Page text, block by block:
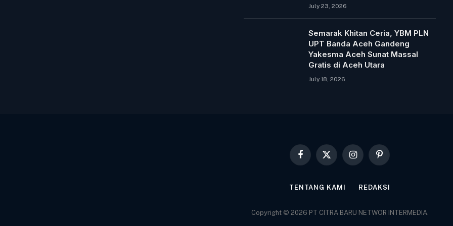
July 23, 2026
Semarak Khitan Ceria, YBM PLN
UPT Banda Aceh Gandeng
Yakesma Aceh Sunat Massal
Gratis di Aceh Utara
July 18, 2026
Facebook
X
InstagramPinterest
TENTANG KAMI REDAKSI
Copyright © 2026 PT CITRA BARU NETWOR INTERMEDIA.